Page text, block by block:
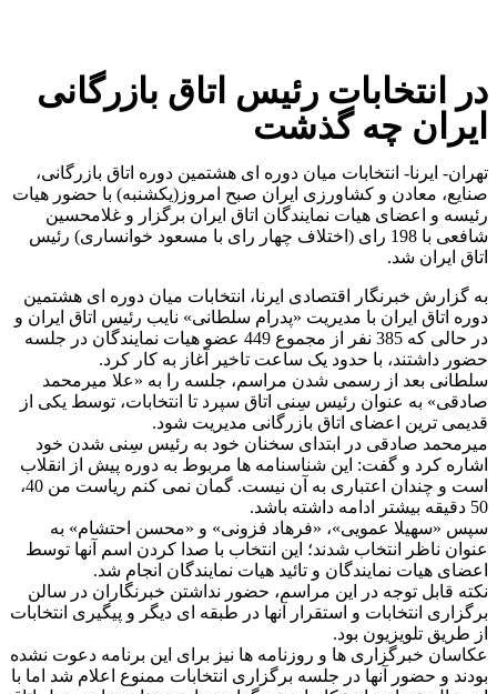
در انتخابات رئیس اتاق بازرگانی
ایران چه گذشت
تهران- ایرنا- انتخابات میان دوره ای هشتمین دوره اتاق بازرگانی،
صنایع، معادن و کشاورزی ایران صبح امروز(یکشنبه) با حضور هیات
رئیسه و اعضای هیات نمایندگان اتاق ایران برگزار و غلامحسین
شافعی با 198 رای (اختلاف چهار رای با مسعود خوانساری) رئیس
اتاق ایران شد.
به گزارش خبرنگار اقتصادی ایرنا، انتخابات میان دوره ای هشتمین
دوره اتاق ایران با مدیریت «پدرام سلطانی» نایب رئیس اتاق ایران و
در حالی که 385 نفر از مجموع 449 عضو هیات نمایندگان در جلسه
حضور داشتند، با حدود یک ساعت تاخیر آغاز به کار کرد.
سلطانی بعد از رسمی شدن مراسم، جلسه را به «علا میرمحمد
صادقی» به عنوان رئیس سِنی اتاق سپرد تا انتخابات، توسط یکی از
قدیمی ترین اعضای اتاق بازرگانی مدیریت شود.
میرمحمد صادقی در ابتدای سخنان خود به رئیس سِنی شدن خود
اشاره کرد و گفت: این شناسنامه ها مربوط به دوره پیش از انقلاب
است و چندان اعتباری به آن نیست. گمان نمی کنم ریاست من 40،
50 دقیقه بیشتر ادامه داشته باشد.
سپس «سهیلا عمویی»، «فرهاد فزونی» و «محسن احتشام» به
عنوان ناظر انتخاب شدند؛ این انتخاب با صدا کردن اسم آنها توسط
اعضای هیات نمایندگان و تائید هیات نمایندگان انجام شد.
نکته قابل توجه در این مراسم، حضور نداشتن خبرنگاران در سالن
برگزاری انتخابات و استقرار آنها در طبقه ای دیگر و پیگیری انتخابات
از طریق تلویزیون بود.
عکاسان خبرگزاری ها و روزنامه ها نیز برای این برنامه دعوت نشده
بودند و حضور آنها در جلسه برگزاری انتخابات ممنوع اعلام شد اما با